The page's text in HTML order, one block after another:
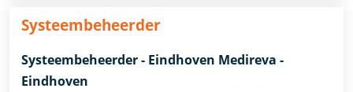
Systeembeheerder
Systeembeheerder - Eindhoven Medireva -
Eindhoven